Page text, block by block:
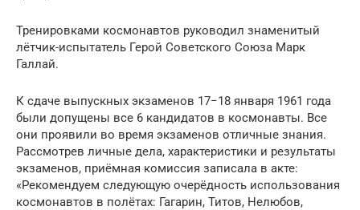
Тренировками космонавтов руководил знаменитый
лётчик-испытатель Герой Советского Союза Марк
Галлай.
К сдаче выпускных экзаменов 17−18 января 1961 года
были допущены все 6 кандидатов в космонавты. Все
они проявили во время экзаменов отличные знания.
Рассмотрев личные дела, характеристики и результаты
экзаменов, приёмная комиссия записала в акте:
«Рекомендуем следующую очерёдность использования
космонавтов в полётах: Гагарин, Титов, Нелюбов,